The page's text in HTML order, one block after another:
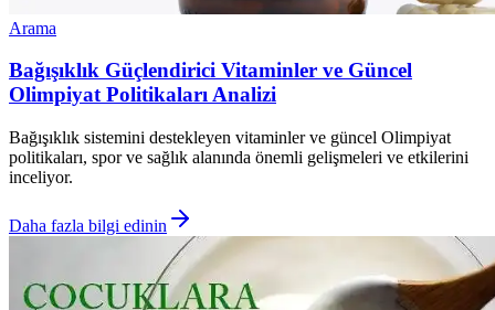
Arama
Bağışıklık Güçlendirici Vitaminler ve Güncel
Olimpiyat Politikaları Analizi
Bağışıklık sistemini destekleyen vitaminler ve güncel Olimpiyat
politikaları, spor ve sağlık alanında önemli gelişmeleri ve etkilerini
inceliyor.
Daha fazla bilgi edinin